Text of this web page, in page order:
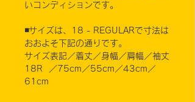
いコンディションです。
◾️サイズは、18 - REGULARで寸法は
おおよそ下記の通りです。
サイズ表記／着丈／身幅／肩幅／袖丈
18R ／75cm／55cm／43cm／
61cm